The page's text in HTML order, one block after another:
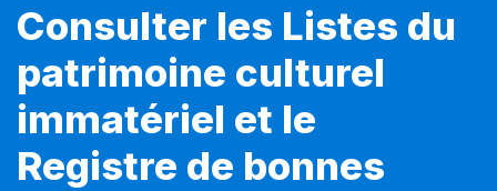
Consulter les Listes du
patrimoine culturel
immatériel et le
Registre de bonnes